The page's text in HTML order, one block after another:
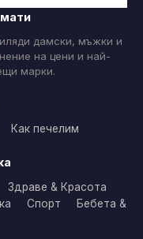
дамски, мъжки и
на цени и най-
марки.
Как печелим
Здраве & Красота
Спорт
Бебета &